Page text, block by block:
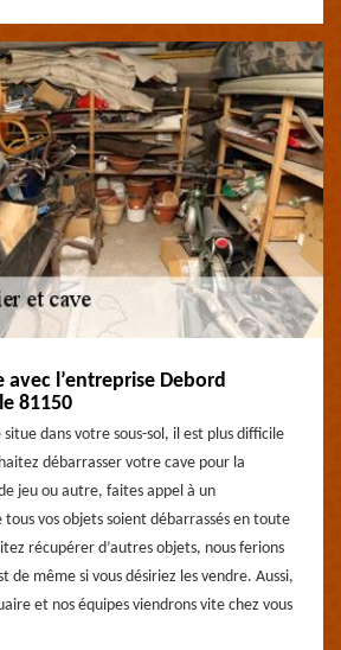
avec l’entreprise Debord
81150
situe dans votre sous-sol, il est plus difficile
débarrasser votre cave pour la
jeu ou autre, faites appel à un
tous vos objets soient débarrassés en toute
récupérer d’autres objets, nous ferions
de même si vous désiriez les vendre. Aussi,
et nos équipes viendrons vite chez vous